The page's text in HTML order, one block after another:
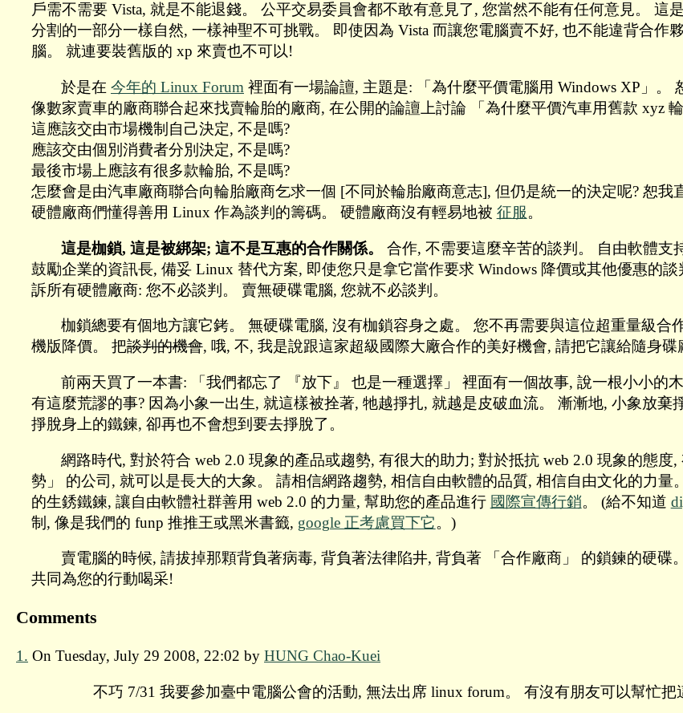
戶需不需要 Vista, 就是不能退錢。 公平交易委員會都不敢有意見了, 您當然不能有任何意見。 這
分割的一部分一樣自然, 一樣神聖不可挑戰。 即使因為 Vista 而讓您電腦賣不好, 也不能違背合作
腦。 就連要裝舊版的 xp 來賣也不可以!
於是在 今年的 Linux Forum 裡面有一場論譠, 主題是: 「為什麼平價電腦用 Windows XP」
像數家賣車的廠商聯合起來找賣輪胎的廠商, 在公開的論譠上討論 「為什麼平價汽車用舊款 xyz
這應該交由市場機制自己決定, 不是嗎?
應該交由個別消費者分別決定, 不是嗎?
最後市場上應該有很多款輪胎, 不是嗎?
怎麼會是由汽車廠商聯合向輪胎廠商乞求一個 [不同於輪胎廠商意志], 但仍是統一的決定呢? 恕我
硬體廠商們懂得善用 Linux 作為談判的籌碼。 硬體廠商沒有輕易地被 征服。
這是枷鎖, 這是被綁架; 這不是互惠的合作關係。
合作, 不需要這麼辛苦的談判。 自由軟體
鼓勵企業的資訊長, 備妥 Linux 替代方案, 即使您只是拿它當作要求 Windows 降價或其他優惠的
訴所有硬體廠商: 您不必談判。 賣無硬碟電腦, 您就不必談判。
枷鎖總要有個地方讓它銬。 無硬碟電腦, 沒有枷鎖容身之處。 您不再需要與這位超重量級合
機版降價。 把談判的機會, 哦, 不, 我是說跟這家超級國際大廠合作的美好機會, 請把它讓給隨身
前兩天買了一本書: 「我們都忘了 『放下』 也是一種選擇」 裡面有一個故事, 說一根小小的
有這麼荒謬的事? 因為小象一出生, 就這樣被拴著, 牠越掙扎, 就越是皮破血流。 漸漸地, 小象放
掙脫身上的鐵鍊, 卻再也不會想到要去掙脫了。
網路時代, 對於符合 web 2.0 現象的產品或趨勢, 有很大的助力; 對於抵抗 web 2.0 現象的態
勢」 的公司, 就可以是長大的大象。 請相信網路趨勢, 相信自由軟體的品質, 相信自由文化的力量
的生銹鐵鍊, 讓自由軟體社群善用 web 2.0 的力量, 幫助您的產品進行 國際宣傳行銷。 (給不知道
制, 像是我們的 funp 推推王或黑米書籤, google 正考慮買下它。)
賣電腦的時候, 請拔掉那顆背負著病毒, 背負著法律陷井, 背負著 「合作廠商」 的鎖鍊的硬
共同為您的行動喝采!
Comments
1. On Tuesday, July 29 2008, 22:02 by HUNG Chao-Kuei
不巧 7/31 我要參加臺中電腦公會的活動, 無法出席 linux forum。 有沒有朋友可以幫忙